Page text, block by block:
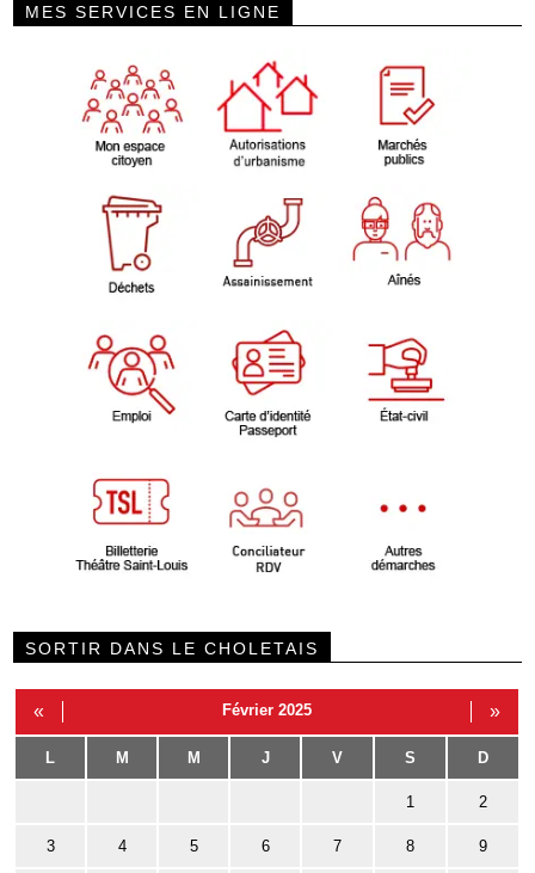
MES SERVICES EN LIGNE
SORTIR DANS LE CHOLETAIS
« Février 2025 »
L M M J V S D
1 2
3 4 5 6 7 8 9